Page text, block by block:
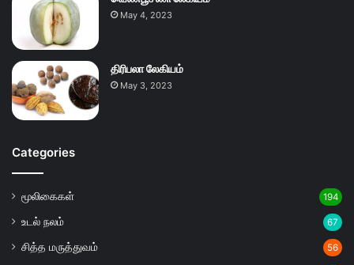
May 4, 2023
திரிபலா லேகியம்
May 3, 2023
Categories
மூலிகைகள் 194
உடல் நலம் 67
சித்த மருத்துவம் 56